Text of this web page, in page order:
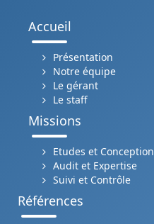
Accueil
Présentation
Notre équipe
Le gérant
Le staff
Missions
Etudes et Conception
Audit et Expertise
Suivi et Contrôle
Références